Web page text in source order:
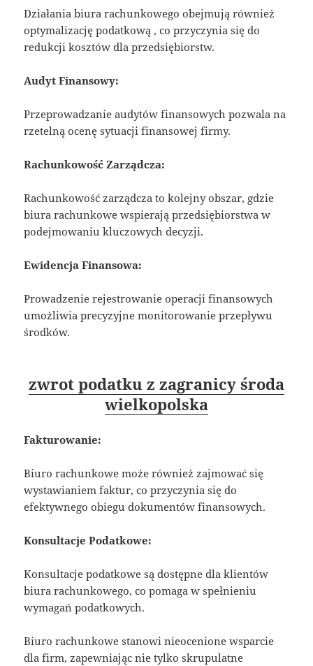
Działania biura rachunkowego obejmują również
optymalizację podatkową , co przyczynia się do
redukcji kosztów dla przedsiębiorstw.
Audyt Finansowy:
Przeprowadzanie audytów finansowych pozwala na
rzetelną ocenę sytuacji finansowej firmy.
Rachunkowość Zarządcza:
Rachunkowość zarządcza to kolejny obszar, gdzie
biura rachunkowe wspierają przedsiębiorstwa w
podejmowaniu kluczowych decyzji.
Ewidencja Finansowa:
Prowadzenie rejestrowanie operacji finansowych
umożliwia precyzyjne monitorowanie przepływu
środków.
zwrot podatku z zagranicy środa
wielkopolska
Fakturowanie:
Biuro rachunkowe może również zajmować się
wystawianiem faktur, co przyczynia się do
efektywnego obiegu dokumentów finansowych.
Konsultacje Podatkowe:
Konsultacje podatkowe są dostępne dla klientów
biura rachunkowego, co pomaga w spełnieniu
wymagań podatkowych.
Biuro rachunkowe stanowi nieocenione wsparcie
dla firm, zapewniając nie tylko skrupulatne